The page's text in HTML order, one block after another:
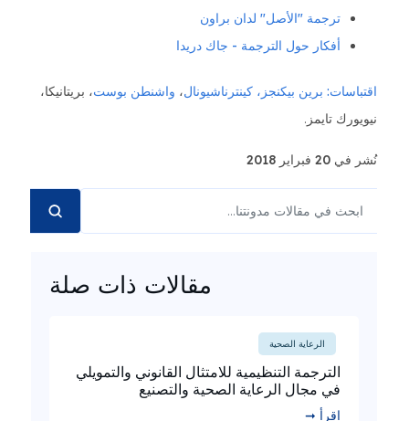
ترجمة "الأصل" لدان براون
أفكار حول الترجمة - جاك دريدا
اقتباسات: برين بيكنجز، كينترناشيونال، واشنطن بوست، بريتانيكا،
نيويورك تايمز.
نُشر في 20 فبراير 2018
مقالات ذات صلة
الرعاية الصحية
الترجمة التنظيمية للامتثال القانوني والتمويلي
في مجال الرعاية الصحية والتصنيع
اقرأ ➞